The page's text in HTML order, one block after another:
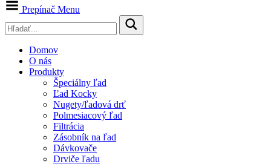
Prepínač Menu
Domov
O nás
Produkty
Špeciálny ľad
Ľad Kocky
Nugety/ľadová drť
Polmesiacový ľad
Filtrácia
Zásobník na ľad
Dávkovače
Drviče ľadu